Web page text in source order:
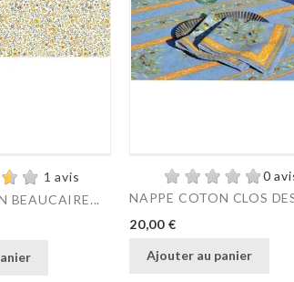
1 avis
BEAUCAIRE...
0
NAPPE COTON CLOS
Prix
20,00 €
Ajouter au panier